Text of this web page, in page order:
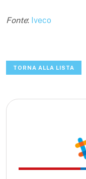
Fonte: Iveco
TORNA ALLA LISTA